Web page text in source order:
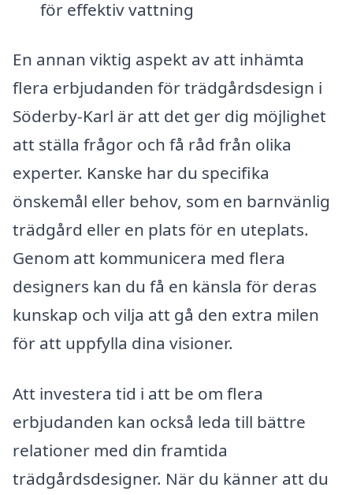
för effektiv vattning
En annan viktig aspekt av att inhämta
flera erbjudanden för trädgårdsdesign i
Söderby-Karl är att det ger dig möjlighet
att ställa frågor och få råd från olika
experter. Kanske har du specifika
önskemål eller behov, som en barnvänlig
trädgård eller en plats för en uteplats.
Genom att kommunicera med flera
designers kan du få en känsla för deras
kunskap och vilja att gå den extra milen
för att uppfylla dina visioner.
Att investera tid i att be om flera
erbjudanden kan också leda till bättre
relationer med din framtida
trädgårdsdesigner. När du känner att du